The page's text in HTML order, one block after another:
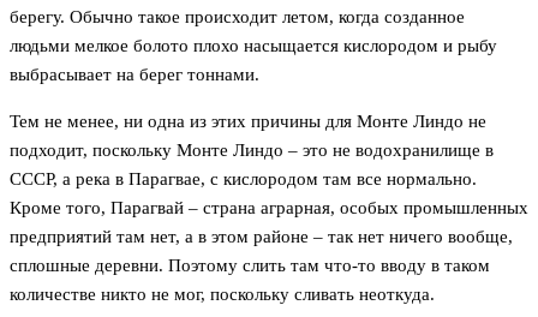
берегу. Обычно такое происходит летом, когда созданное
людьми мелкое болото плохо насыщается кислородом и рыбу
выбрасывает на берег тоннами.
Тем не менее, ни одна из этих причины для Монте Линдо не
подходит, поскольку Монте Линдо – это не водохранилище в
СССР, а река в Парагвае, с кислородом там все нормально.
Кроме того, Парагвай – страна аграрная, особых промышленных
предприятий там нет, а в этом районе – так нет ничего вообще,
сплошные деревни. Поэтому слить там что-то вводу в таком
количестве никто не мог, поскольку сливать неоткуда.